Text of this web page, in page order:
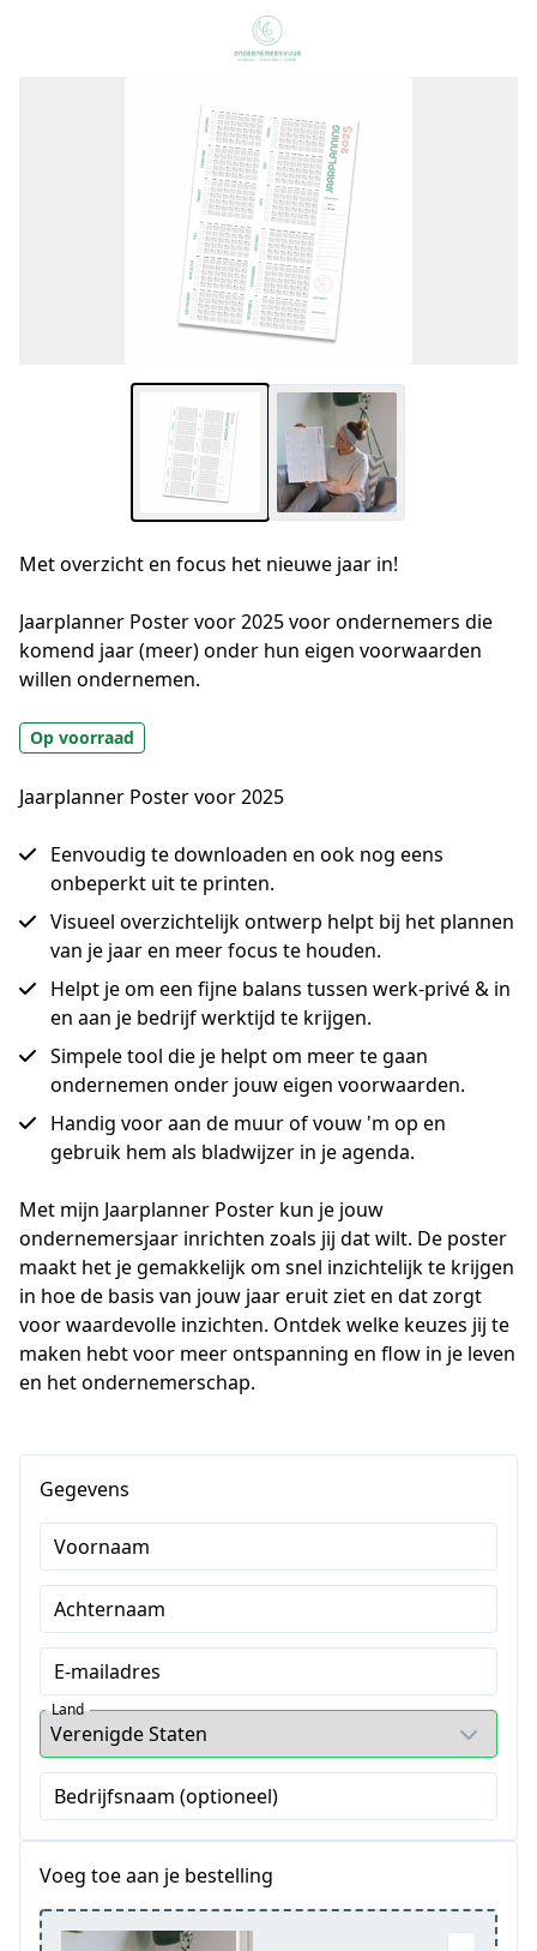
Metoverzicht en focus het nieuwe jaar in!
Jaarplanner Poster voor 2025 voor ondernemers die
komend jaar (meer) onder hun eigen voorwaarden
willen ondernemen.
Op voorraad
Jaarplanner Poster voor 2025
Eenvoudig te downloaden en ook nog eens
onbeperkt uit te printen.
Visueel overzichtelijk ontwerp helpt bij het plannen
van je jaar en meer focus te houden.
Helpt je om een fijne balans tussen werk-privé & in
en aan je bedrijf werktijd te krijgen.
Simpele tool die je helpt om meer te gaan
ondernemen onder jouw eigen voorwaarden.
Handig voor aan de muur of vouw 'm op en
gebruik hem als bladwijzer in je agenda.
Met mijn Jaarplanner Poster kun je jouw
ondernemersjaar inrichten zoals jij dat wilt. De poster
maakt het je gemakkelijk om snel inzichtelijk te krijgen
in hoe de basis van jouw jaar eruit ziet en dat zorgt
voor waardevolle inzichten. Ontdek welke keuzes jij te
maken hebt voor meer ontspanning en flow in je leven
en het ondernemerschap.
Gegevens
Voornaam
Achternaam
E-mailadres
Land
Bedrijfsnaam (optioneel)
Voeg toe aan je bestelling